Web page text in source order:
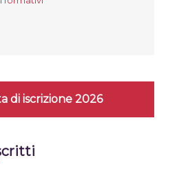
di iscrizione 2026